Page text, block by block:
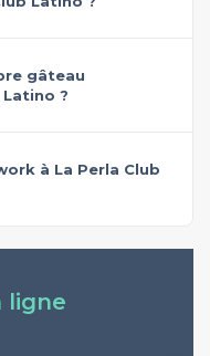
gâteau
Latino ?
à La Perla Club
ligne